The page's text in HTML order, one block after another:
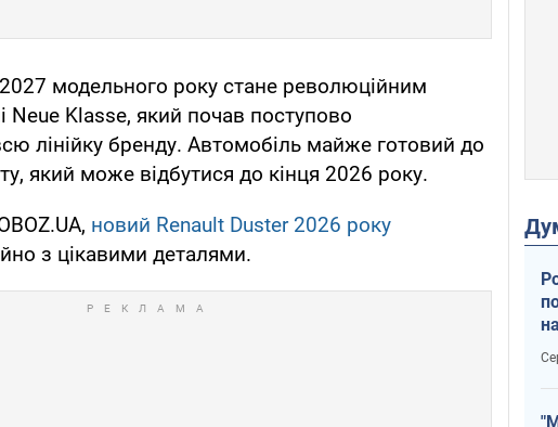
модельного року стане революційним
Neue Klasse, який почав поступово
лінійку бренду. Автомобіль майже готовий до
який може відбутися до кінця 2026 року.
новий Renault Duster 2026 року
з цікавими деталями.